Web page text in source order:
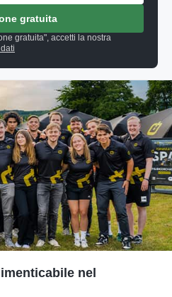
gratuita
gratuita", accetti la nostra
nel